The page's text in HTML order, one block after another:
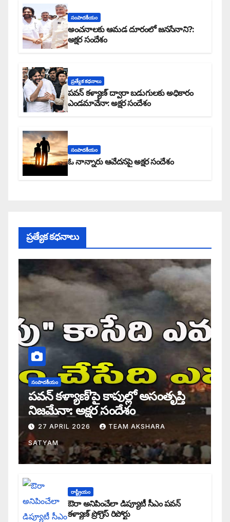
సంపాదకీయం
అంచనాలకు ఆమడ దూరంలో జనసేనాని?:
అక్షర సందేశం
ప్రత్యేక కధనాలు
పవన్ కళ్యాణ్ ద్వారా బడుగులకు అధికారం
ఎండమావేనా: అక్షర సందేశం
సంపాదకీయం
ఓ నాన్నారు ఆవేదనపై అక్షర సందేశం
ప్రత్యేక కధనాలు
సంపాదకీయం
పవన్ కళ్యాణ్’పై కాపుల్లో అసంతృప్తి
నిజమేనా: అక్షర సందేశం
27 APRIL 2026 TEAM AKSHARA
SATYAM
రాష్ట్రీయం
ఔరా అనిపించేలా డిప్యూటీ సీఎం పవన్
కళ్యాణ్ ప్రోగ్రెస్ రిపోర్టు